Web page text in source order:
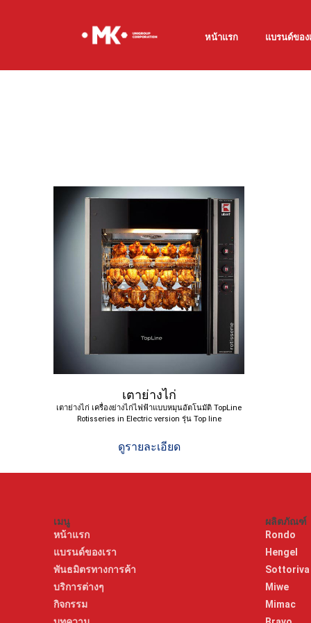
หน้าแรก แบรนด์ของ
เตาย่างไก่
เตาย่างไก่ เครื่องย่างไก่ไฟฟ้าแบบหมุนอัตโนมัติ TopLine
Rotisseries in Electric version รุ่น Top line
ดูรายละเอียด
เมนู
หน้าแรก
แบรนด์ของเรา
พันธมิตรทางการค้า
บริการต่างๆ
กิจกรรม
ผลิตภัณฑ์
Rondo
Hengel
Sottoriva
Miwe
Mimac